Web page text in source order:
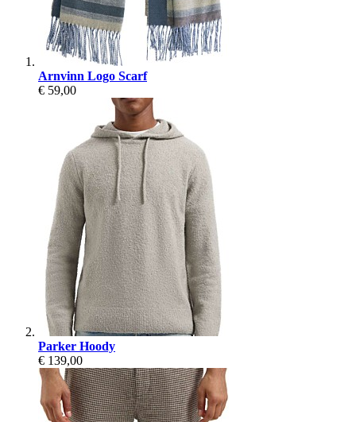
Arnvinn Logo Scarf
€ 59,00
Parker Hoody
€ 139,00